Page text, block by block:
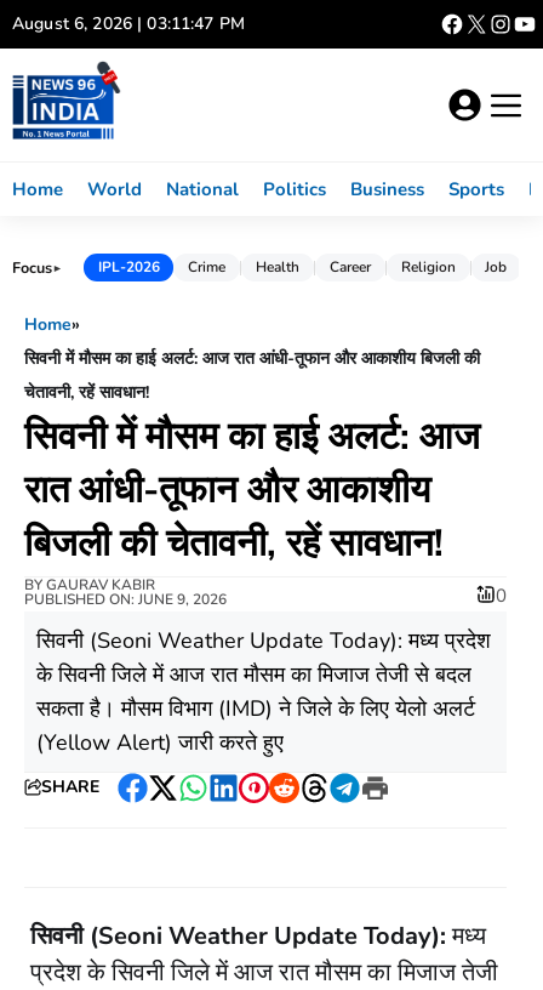
Skip
to
content
August 6, 2026 | 03:11:48 PM
Home World National Politics Business Sports
Focus► IPL-2026 Crime Health Career Religion Job
Home»
सिवनी में मौसम का हाई अलर्ट: आज रात आंधी-तूफान और आकाशीय बिजली की
चेतावनी, रहें सावधान!
सिवनी में मौसम का हाई अलर्ट: आज
रात आंधी-तूफान और आकाशीय
बिजली की चेतावनी, रहें सावधान!
BYGAURAV KABIR
PUBLISHED ON: JUNE 9, 2026 0
​सिवनी (Seoni Weather Update Today): मध्य प्रदेश
के सिवनी जिले में आज रात मौसम का मिजाज तेजी से बदल
सकता है। मौसम विभाग (IMD) ने जिले के लिए येलो अलर्ट
(Yellow Alert) जारी करते हुए
SHARE
Facebook
Twitter
WhatsApp
LinkedIn
Pinterest
RedditThreads
Telegram
Print
सिवनी (Seoni Weather Update Today):मध्य
प्रदेश के सिवनी जिले में आज रात मौसम का मिजाज तेजी